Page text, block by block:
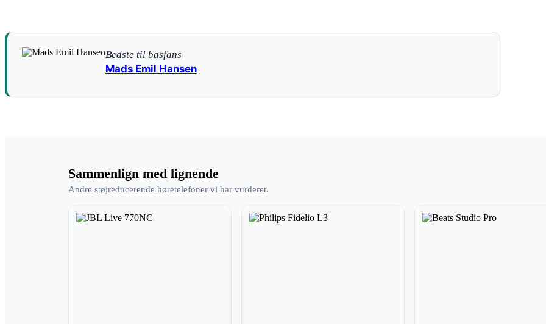
Bedste til basfans
Mads Emil Hansen
Sammenlign med lignende
Andre støjreducerende høretelefoner vi har vurderet.